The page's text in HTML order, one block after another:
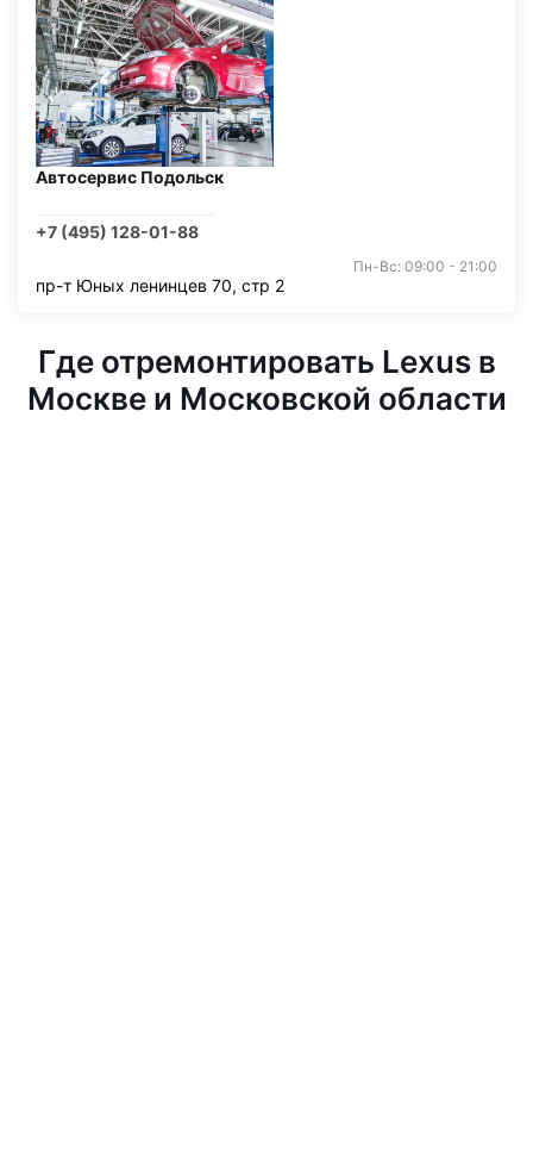
Автосервис Подольск
+7 (495) 128-01-88
Пн-Вс: 09:00 - 21:00
пр-т Юных ленинцев 70, стр 2
Где отремонтировать Lexus в
Москве и Московской области